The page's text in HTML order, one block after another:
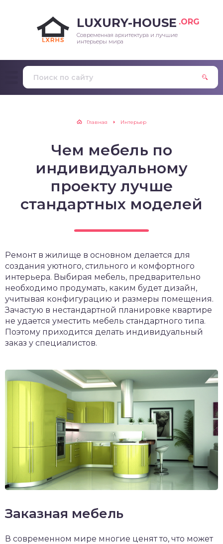
LUXURY-HOUSE .ORG
Современная архитектура и лучшие
интерьеры мира
Главная Интерьер
Чем мебель по
индивидуальному
проекту лучше
стандартных моделей
Ремонт в жилище в основном делается для
создания уютного, стильного и комфортного
интерьера. Выбирая мебель, предварительно
необходимо продумать, каким будет дизайн,
учитывая конфигурацию и размеры помещения.
Зачастую в нестандартной планировке квартире
не удается уместить мебель стандартного типа.
Поэтому приходится делать индивидуальный
заказ у специалистов.
Заказная мебель
В современном мире многие ценят то, что может